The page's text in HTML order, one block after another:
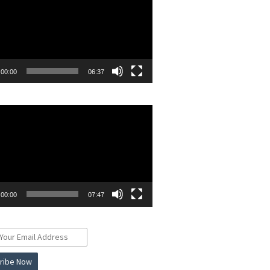
00:00 06:37
00:00 07:47